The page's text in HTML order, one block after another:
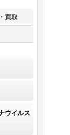
買取
ウイルス